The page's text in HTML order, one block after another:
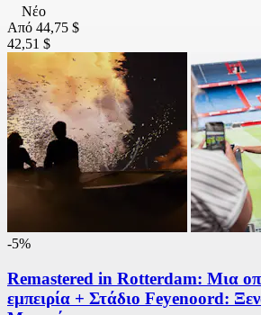
Νέο
Από 44,75 $
42,51 $
-5%
Remastered in Rotterdam: Μια
εμπειρία + Στάδιο Feyenoord: